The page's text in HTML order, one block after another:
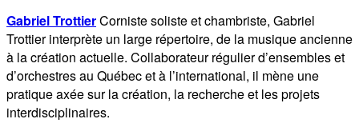
Gabriel TrottierCorniste soliste et chambriste, Gabriel
Trottier interprète un large répertoire, de la musique ancienne
à la création actuelle. Collaborateur régulier d’ensembles et
d’orchestres au Québec et à l’international, il mène une
pratique axée sur la création, la recherche et les projets
interdisciplinaires.